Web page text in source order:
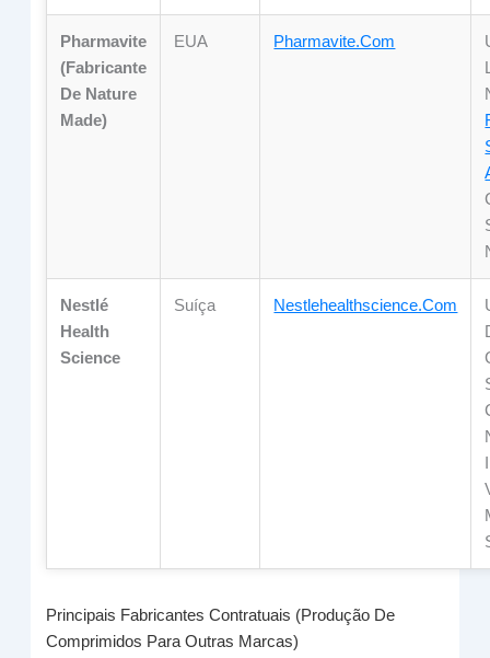
Pharmavite
(Fabricante
De Nature
Made)
EUA Pharmavite.com
Nestlé
Health
Science
Suíça Nestlehealthscience.com
Principais Fabricantes Contratuais (produção De
Comprimidos Para Outras Marcas)